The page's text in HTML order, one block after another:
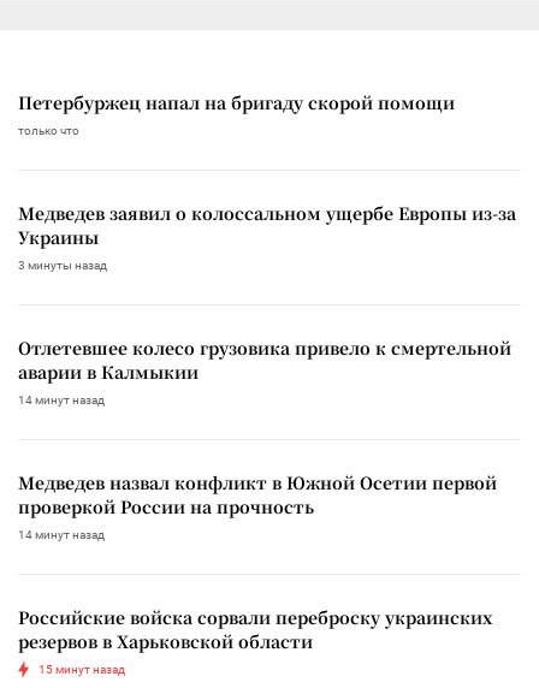
Петербуржец напал на бригаду скорой помощи
только что
Медведев заявил о колоссальном ущербе Европы из-за
Украины
3 минуты назад
Отлетевшее колесо грузовика привело к смертельной
аварии в Калмыкии
14 минут назад
Медведев назвал конфликт в Южной Осетии первой
проверкой России на прочность
14 минут назад
Российские войска сорвали переброску украинских
резервов в Харьковской области
15 минут назад